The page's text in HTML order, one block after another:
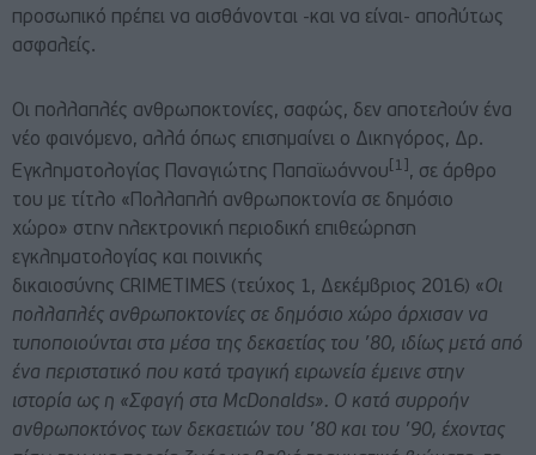
προσωπικό πρέπει να αισθάνονται -και να είναι- απολύτως
ασφαλείς.
Οι πολλαπλές ανθρωποκτονίες, σαφώς, δεν αποτελούν ένα
νέο φαινόμενο, αλλά όπως επισημαίνει ο Δικηγόρος, Δρ.
Εγκληματολογίας Παναγιώτης Παπαϊωάννου [1] , σε άρθρο
του με τίτλο «Πολλαπλή ανθρωποκτονία σε δημόσιο
χώρο» στην ηλεκτρονική περιοδική επιθεώρηση
εγκληματολογίας και ποινικής
δικαιοσύνης CRIMETIMES (τεύχος 1, Δεκέμβριος 2016) «Οι
πολλαπλές ανθρωποκτονίες σε δημόσιο χώρο άρχισαν να
τυποποιούνται στα μέσα της δεκαετίας του ’80, ιδίως μετά από
ένα περιστατικό που κατά τραγική ειρωνεία έμεινε στην
ιστορία ως η «Σφαγή στα McDonalds». O κατά συρροήν
ανθρωποκτόνος των δεκαετιών του ’80 και του ’90, έχοντας